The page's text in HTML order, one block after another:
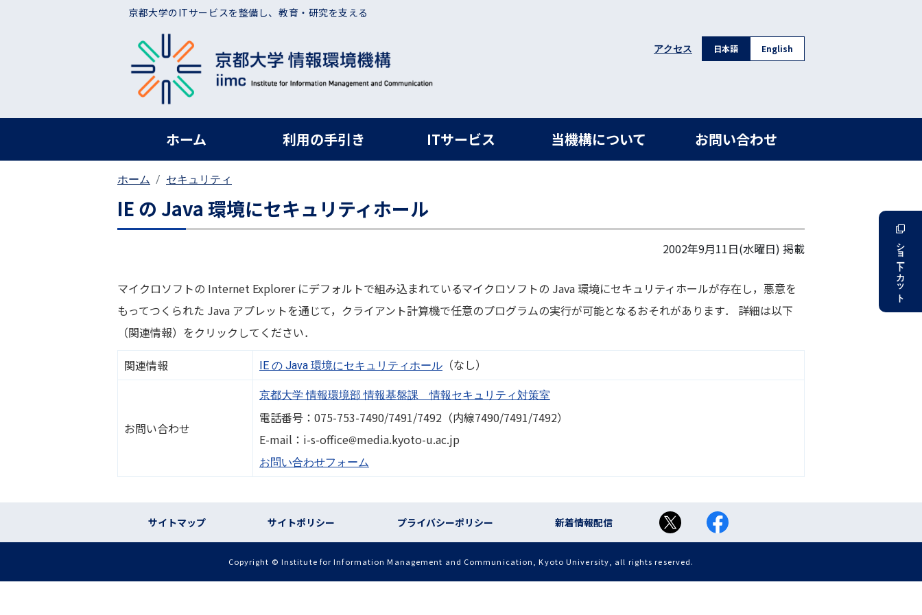
京都大学のITサービスを整備し、教育・研究を支える
アクセス 日本語 English
ヘッダー グローバルナビ
ホーム 利用の手引き ITサービス 当機構について お問い合わせ
ホーム セキュリティ
IE の Java 環境にセキュリティホール
2002年9月11日(水曜日) 掲載
マイクロソフトの Internet Explorer にデフォルトで組み込まれているマイクロソフトの Java 環境にセキュリティホールが存在し，悪意を
もってつくられた Java アプレットを通じて，クライアント計算機で任意のプログラムの実行が可能となるおそれがあります． 詳細は以下
（関連情報）をクリックしてください．
関連情報
IE の Java 環境にセキュリティホール （なし）
お問い合わせ
京都大学 情報環境部 情報基盤課 情報セキュリティ対策室
電話番号：075-753-7490/7491/7492（内線7490/7491/7492）
E-mail：i-s-office画像media.kyoto-u.ac.jp
お問い合わせフォーム
ショートカット
フッター リンク
サイトマップ サイトポリシー プライバシーポリシー 新着情報配信
Copyright © Institute for Information Management and Communication, Kyoto University, all rights reserved.